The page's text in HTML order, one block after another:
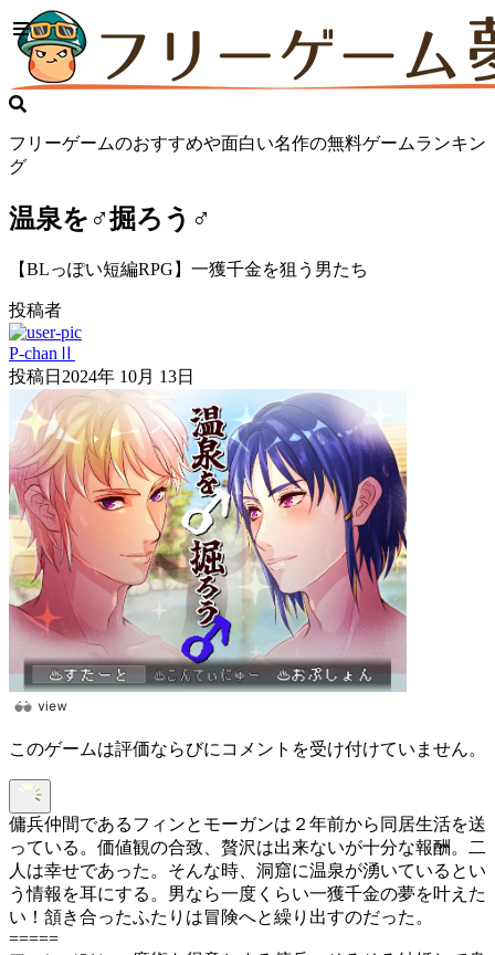
フリーゲームのおすすめや面白い名作の無料ゲームランキン
グ
温泉を♂掘ろう♂
【BLっぽい短編RPG】一獲千金を狙う男たち
投稿者
P-chanⅡ
投稿日 2024年 10月 13日
このゲームは評価ならびにコメントを受け付けていません。
傭兵仲間であるフィンとモーガンは２年前から同居生活を送
っている。価値観の合致、贅沢は出来ないが十分な報酬。二
人は幸せであった。そんな時、洞窟に温泉が湧いているとい
う情報を耳にする。男なら一度くらい一獲千金の夢を叶えた
い！頷き合ったふたりは冒険へと繰り出すのだった。
=====